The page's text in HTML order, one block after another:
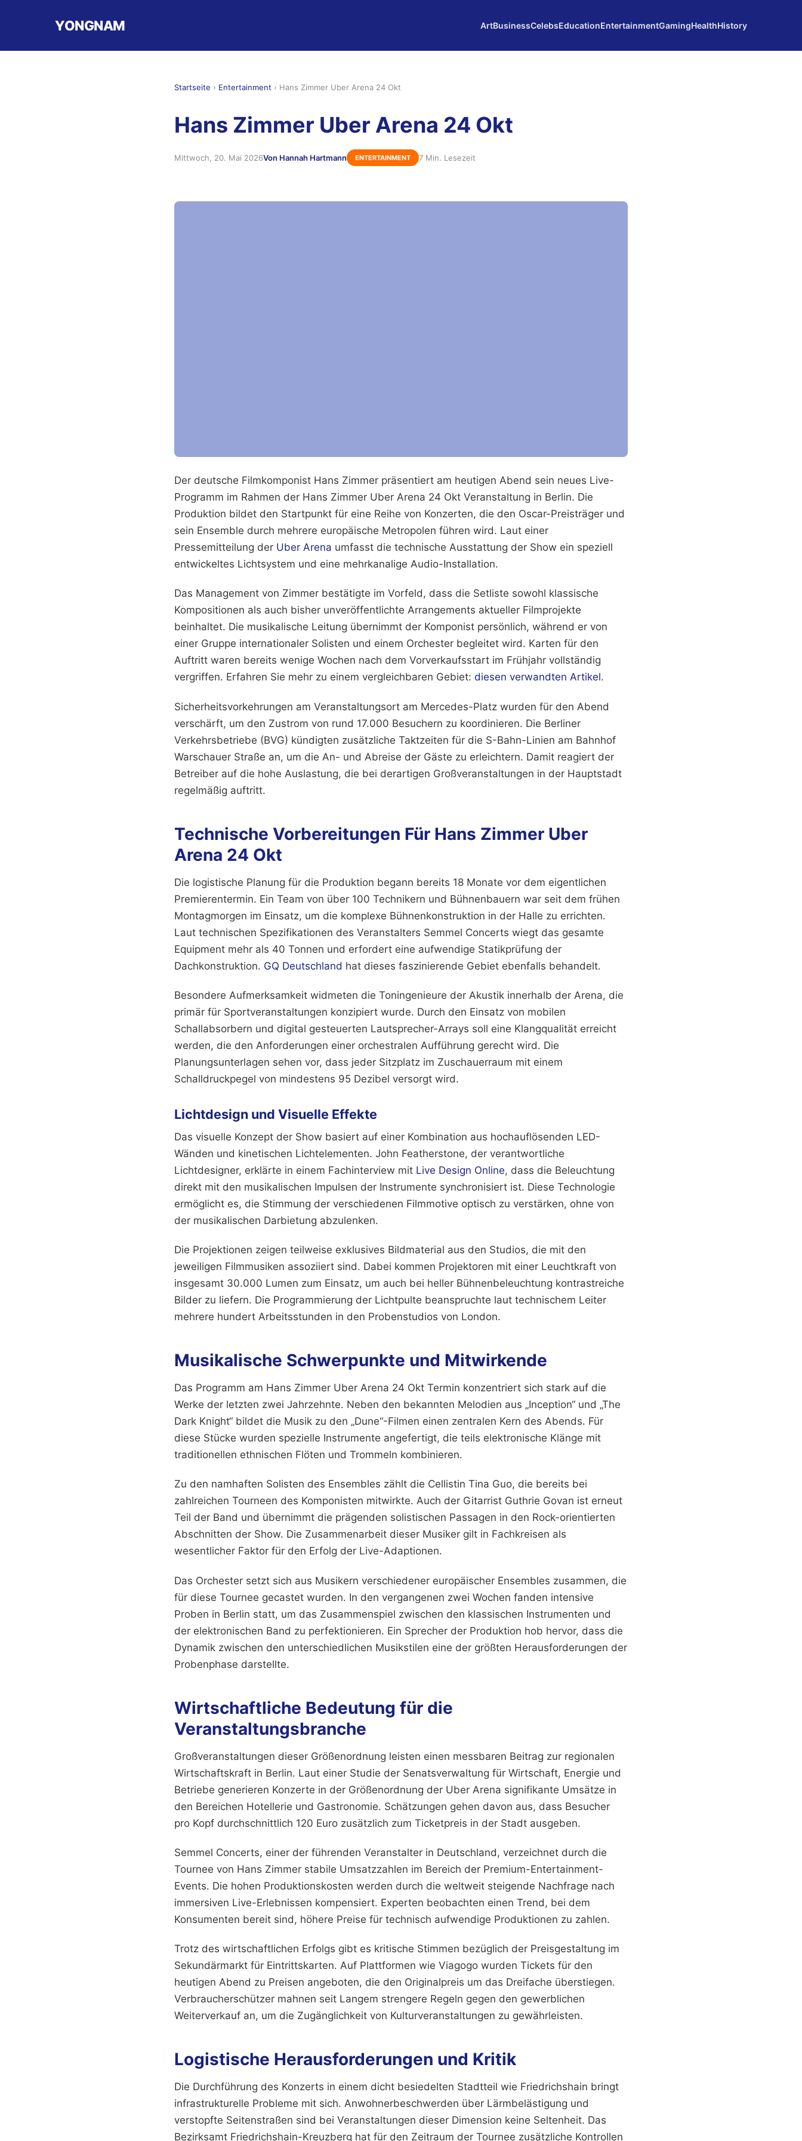
YONGNAM ArtBusinessCelebsEducationEntertainmentGamingHealthHistory
Startseite › Entertainment › Hans Zimmer Uber Arena 24 Okt
Hans Zimmer Uber Arena 24 Okt
Mittwoch, 20. Mai 2026Von Hannah Hartmann ENTERTAINMENT 7 Min. Lesezeit
Der deutsche Filmkomponist Hans Zimmer präsentiert am heutigen Abend sein neues Live-
Programm im Rahmen der Hans Zimmer Uber Arena 24 Okt Veranstaltung in Berlin. Die
Produktion bildet den Startpunkt für eine Reihe von Konzerten, die den Oscar-Preisträger und
sein Ensemble durch mehrere europäische Metropolen führen wird. Laut einer
Pressemitteilung der Uber Arena umfasst die technische Ausstattung der Show ein speziell
entwickeltes Lichtsystem und eine mehrkanalige Audio-Installation.
Das Management von Zimmer bestätigte im Vorfeld, dass die Setliste sowohl klassische
Kompositionen als auch bisher unveröffentlichte Arrangements aktueller Filmprojekte
beinhaltet. Die musikalische Leitung übernimmt der Komponist persönlich, während er von
einer Gruppe internationaler Solisten und einem Orchester begleitet wird. Karten für den
Auftritt waren bereits wenige Wochen nach dem Vorverkaufsstart im Frühjahr vollständig
vergriffen. Erfahren Sie mehr zu einem vergleichbaren Gebiet: diesen verwandten Artikel.
Sicherheitsvorkehrungen am Veranstaltungsort am Mercedes-Platz wurden für den Abend
verschärft, um den Zustrom von rund 17.000 Besuchern zu koordinieren. Die Berliner
Verkehrsbetriebe (BVG) kündigten zusätzliche Taktzeiten für die S-Bahn-Linien am Bahnhof
Warschauer Straße an, um die An- und Abreise der Gäste zu erleichtern. Damit reagiert der
Betreiber auf die hohe Auslastung, die bei derartigen Großveranstaltungen in der Hauptstadt
regelmäßig auftritt.
Technische Vorbereitungen Für Hans Zimmer Uber
Arena 24 Okt
Die logistische Planung für die Produktion begann bereits 18 Monate vor dem eigentlichen
Premierentermin. Ein Team von über 100 Technikern und Bühnenbauern war seit dem frühen
Montagmorgen im Einsatz, um die komplexe Bühnenkonstruktion in der Halle zu errichten.
Laut technischen Spezifikationen des Veranstalters Semmel Concerts wiegt das gesamte
Equipment mehr als 40 Tonnen und erfordert eine aufwendige Statikprüfung der
Dachkonstruktion. GQ Deutschland hat dieses faszinierende Gebiet ebenfalls behandelt.
Besondere Aufmerksamkeit widmeten die Toningenieure der Akustik innerhalb der Arena, die
primär für Sportveranstaltungen konzipiert wurde. Durch den Einsatz von mobilen
Schallabsorbern und digital gesteuerten Lautsprecher-Arrays soll eine Klangqualität erreicht
werden, die den Anforderungen einer orchestralen Aufführung gerecht wird. Die
Planungsunterlagen sehen vor, dass jeder Sitzplatz im Zuschauerraum mit einem
Schalldruckpegel von mindestens 95 Dezibel versorgt wird.
Lichtdesign und Visuelle Effekte
Das visuelle Konzept der Show basiert auf einer Kombination aus hochauflösenden LED-
Wänden und kinetischen Lichtelementen. John Featherstone, der verantwortliche
Lichtdesigner, erklärte in einem Fachinterview mit Live Design Online, dass die Beleuchtung
direkt mit den musikalischen Impulsen der Instrumente synchronisiert ist. Diese Technologie
ermöglicht es, die Stimmung der verschiedenen Filmmotive optisch zu verstärken, ohne von
der musikalischen Darbietung abzulenken.
Die Projektionen zeigen teilweise exklusives Bildmaterial aus den Studios, die mit den
jeweiligen Filmmusiken assoziiert sind. Dabei kommen Projektoren mit einer Leuchtkraft von
insgesamt 30.000 Lumen zum Einsatz, um auch bei heller Bühnenbeleuchtung kontrastreiche
Bilder zu liefern. Die Programmierung der Lichtpulte beanspruchte laut technischem Leiter
mehrere hundert Arbeitsstunden in den Probenstudios von London.
Musikalische Schwerpunkte und Mitwirkende
Das Programm am Hans Zimmer Uber Arena 24 Okt Termin konzentriert sich stark auf die
Werke der letzten zwei Jahrzehnte. Neben den bekannten Melodien aus „Inception“ und „The
Dark Knight“ bildet die Musik zu den „Dune“-Filmen einen zentralen Kern des Abends. Für
diese Stücke wurden spezielle Instrumente angefertigt, die teils elektronische Klänge mit
traditionellen ethnischen Flöten und Trommeln kombinieren.
Zu den namhaften Solisten des Ensembles zählt die Cellistin Tina Guo, die bereits bei
zahlreichen Tourneen des Komponisten mitwirkte. Auch der Gitarrist Guthrie Govan ist erneut
Teil der Band und übernimmt die prägenden solistischen Passagen in den Rock-orientierten
Abschnitten der Show. Die Zusammenarbeit dieser Musiker gilt in Fachkreisen als
wesentlicher Faktor für den Erfolg der Live-Adaptionen.
Das Orchester setzt sich aus Musikern verschiedener europäischer Ensembles zusammen, die
für diese Tournee gecastet wurden. In den vergangenen zwei Wochen fanden intensive
Proben in Berlin statt, um das Zusammenspiel zwischen den klassischen Instrumenten und
der elektronischen Band zu perfektionieren. Ein Sprecher der Produktion hob hervor, dass die
Dynamik zwischen den unterschiedlichen Musikstilen eine der größten Herausforderungen der
Probenphase darstellte.
Wirtschaftliche Bedeutung für die
Veranstaltungsbranche
Großveranstaltungen dieser Größenordnung leisten einen messbaren Beitrag zur regionalen
Wirtschaftskraft in Berlin. Laut einer Studie der Senatsverwaltung für Wirtschaft, Energie und
Betriebe generieren Konzerte in der Größenordnung der Uber Arena signifikante Umsätze in
den Bereichen Hotellerie und Gastronomie. Schätzungen gehen davon aus, dass Besucher
pro Kopf durchschnittlich 120 Euro zusätzlich zum Ticketpreis in der Stadt ausgeben.
Semmel Concerts, einer der führenden Veranstalter in Deutschland, verzeichnet durch die
Tournee von Hans Zimmer stabile Umsatzzahlen im Bereich der Premium-Entertainment-
Events. Die hohen Produktionskosten werden durch die weltweit steigende Nachfrage nach
immersiven Live-Erlebnissen kompensiert. Experten beobachten einen Trend, bei dem
Konsumenten bereit sind, höhere Preise für technisch aufwendige Produktionen zu zahlen.
Trotz des wirtschaftlichen Erfolgs gibt es kritische Stimmen bezüglich der Preisgestaltung im
Sekundärmarkt für Eintrittskarten. Auf Plattformen wie Viagogo wurden Tickets für den
heutigen Abend zu Preisen angeboten, die den Originalpreis um das Dreifache überstiegen.
Verbraucherschützer mahnen seit Langem strengere Regeln gegen den gewerblichen
Weiterverkauf an, um die Zugänglichkeit von Kulturveranstaltungen zu gewährleisten.
Logistische Herausforderungen und Kritik
Die Durchführung des Konzerts in einem dicht besiedelten Stadtteil wie Friedrichshain bringt
infrastrukturelle Probleme mit sich. Anwohnerbeschwerden über Lärmbelästigung und
verstopfte Seitenstraßen sind bei Veranstaltungen dieser Dimension keine Seltenheit. Das
Bezirksamt Friedrichshain-Kreuzberg hat für den Zeitraum der Tournee zusätzliche Kontrollen